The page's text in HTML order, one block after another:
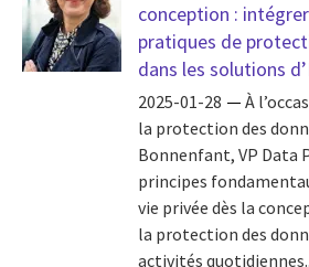
conception :
pratiques de
dans les solutions
2025-01-28
À
la protection des
Bonnenfant, VP Data
principes
vie privée dès la
la protection des
activités